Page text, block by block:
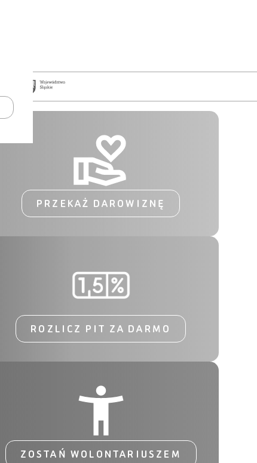
PRZEKAŻ DAROWIZNĘ
ROZLICZ PIT ZA DARMO
ZOSTAŃ WOLONTARIUSZEM